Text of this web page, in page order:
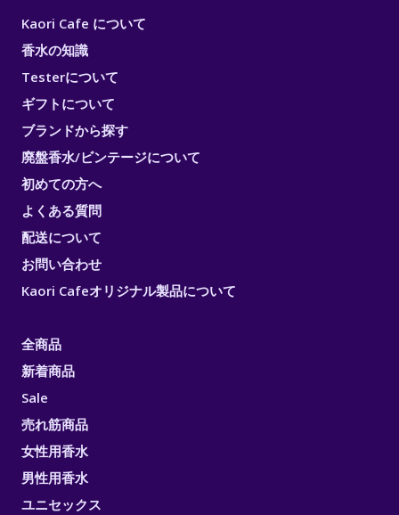
Kaori Cafe について
香水の知識
Testerについて
ギフトについて
ブランドから探す
廃盤香水/ビンテージについて
初めての方へ
よくある質問
配送について
お問い合わせ
Kaori Cafeオリジナル製品について
全商品
新着商品
Sale
売れ筋商品
女性用香水
男性用香水
ユニセックス